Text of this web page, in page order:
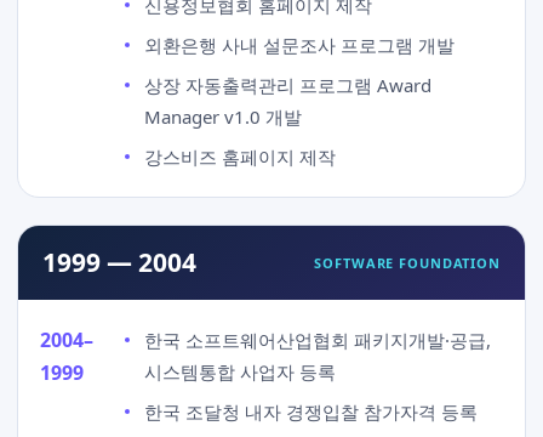
신용정보협회 홈페이지 제작
외환은행 사내 설문조사 프로그램 개발
상장 자동출력관리 프로그램 Award
Manager v1.0 개발
강스비즈 홈페이지 제작
1999 — 2004 SOFTWARE FOUNDATION
2004–
1999
한국 소프트웨어산업협회 패키지개발·공급,
시스템통합 사업자 등록
한국 조달청 내자 경쟁입찰 참가자격 등록